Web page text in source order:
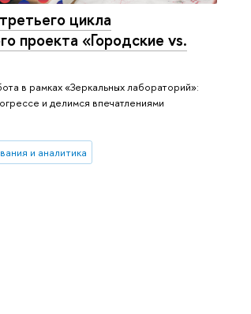
цикла
проекта «Городские vs.
в рамках «Зеркальных лабораторий»:
и делимся впечатлениями
и аналитика